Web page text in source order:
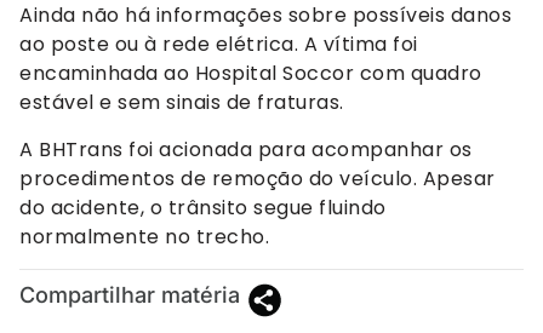
Ainda não há informações sobre possíveis danos
ao poste ou à rede elétrica. A vítima foi
encaminhada ao Hospital Soccor com quadro
estável e sem sinais de fraturas.
A BHTrans foi acionada para acompanhar os
procedimentos de remoção do veículo. Apesar
do acidente, o trânsito segue fluindo
normalmente no trecho.
Compartilhar matéria